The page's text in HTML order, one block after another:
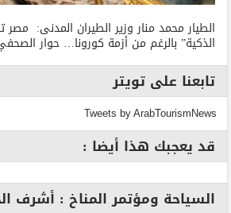
الطيار محمد منار وزير الطيران المدنى:
الذكية” بالرغم من أزمة كورونا… حوار
تابعنا على تويتر
Tweets by ArabTourismNews
قد يعجبك هذا أيضا :
السياحة ومؤتمر المناخ : أشرف